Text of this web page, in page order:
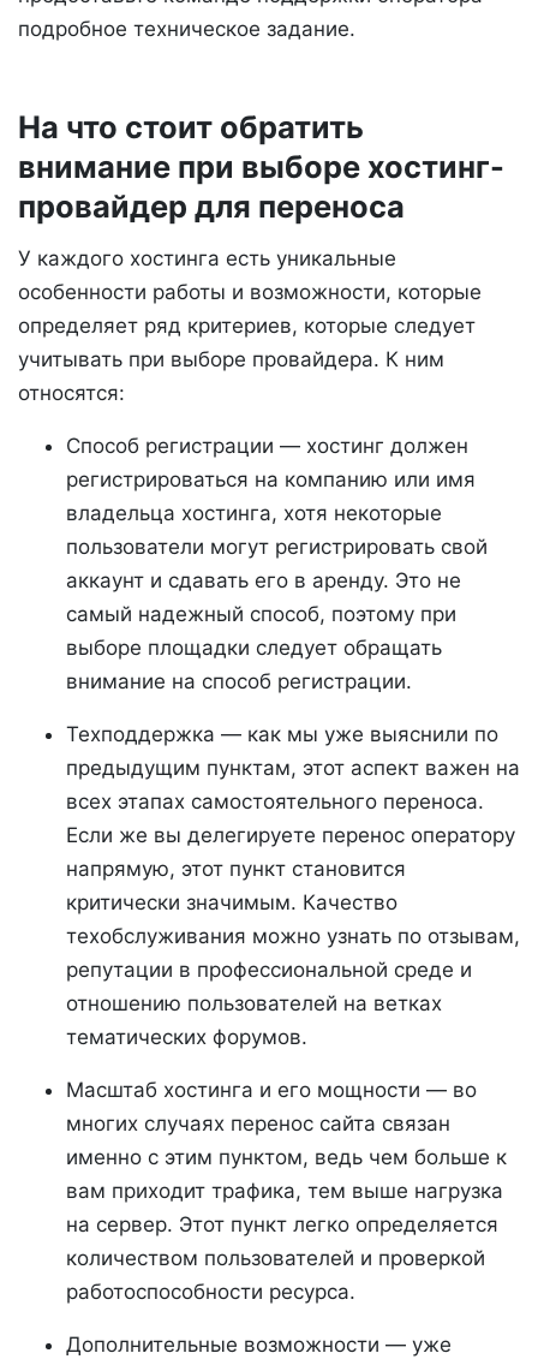
подробное техническое задание.
На что стоит обратить
внимание при выборе хостинг-
провайдер для переноса
У каждого хостинга есть уникальные
особенности работы и возможности, которые
определяет ряд критериев, которые следует
учитывать при выборе провайдера. К ним
относятся:
Способ регистрации — хостинг должен
регистрироваться на компанию или имя
владельца хостинга, хотя некоторые
пользователи могут регистрировать свой
аккаунт и сдавать его в аренду. Это не
самый надежный способ, поэтому при
выборе площадки следует обращать
внимание на способ регистрации.
Техподдержка — как мы уже выяснили по
предыдущим пунктам, этот аспект важен на
всех этапах самостоятельного переноса.
Если же вы делегируете перенос оператору
напрямую, этот пункт становится
критически значимым. Качество
техобслуживания можно узнать по отзывам,
репутации в профессиональной среде и
отношению пользователей на ветках
тематических форумов.
Масштаб хостинга и его мощности — во
многих случаях перенос сайта связан
именно с этим пунктом, ведь чем больше к
вам приходит трафика, тем выше нагрузка
на сервер. Этот пункт легко определяется
количеством пользователей и проверкой
работоспособности ресурса.
Дополнительные возможности — уже